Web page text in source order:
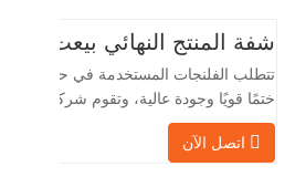
شفة المنتج النهائي بيعت
تتطلب الفلنجات المستخدمة في حقول النفط
الخاصة بنا بمعالجة الفلنجات في حقول النفط
لسنوات عديدة وتقوم بتصديرها بشكل غير
اتصل الآن